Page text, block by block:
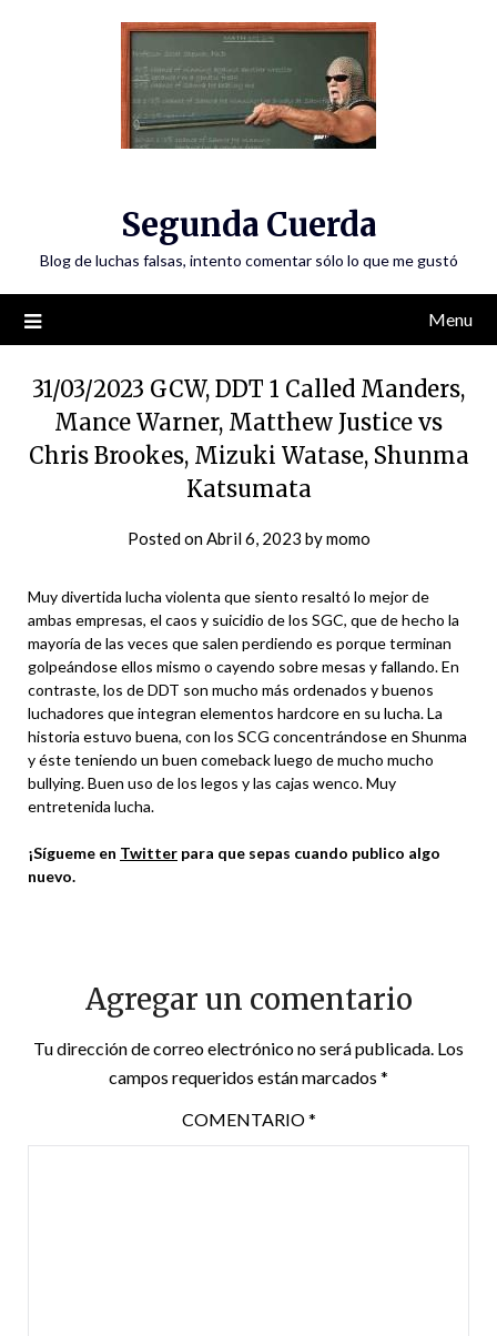
Segunda Cuerda
Blog de luchas falsas, intento comentar sólo lo que me gustó
Menu
31/03/2023 GCW, DDT 1 Called Manders,
Mance Warner, Matthew Justice vs
Chris Brookes, Mizuki Watase, Shunma
Katsumata
Posted onAbril 6, 2023 bymomo
Muy divertida lucha violenta que siento resaltó lo mejor de
ambas empresas, el caos y suicidio de los SGC, que de hecho la
mayoría de las veces que salen perdiendo es porque terminan
golpeándose ellos mismo o cayendo sobre mesas y fallando. En
contraste, los de DDT son mucho más ordenados y buenos
luchadores que integran elementos hardcore en su lucha. La
historia estuvo buena, con los SCG concentrándose en Shunma
y éste teniendo un buen comeback luego de mucho mucho
bullying. Buen uso de los legos y las cajas wenco. Muy
entretenida lucha.
¡Sígueme en Twitter para que sepas cuando publico algo
nuevo.
Agregar un comentario
Tu dirección de correo electrónico no será publicada. Los
campos requeridos están marcados *
COMENTARIO*